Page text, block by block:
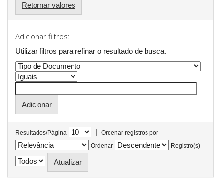
Retornar valores
Adicionar filtros:
Utilizar filtros para refinar o resultado de busca.
Resultados/Página |
Ordenar registros por
Ordenar
Registro(s)